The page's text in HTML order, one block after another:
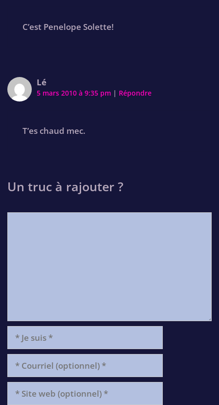
C’est Penelope Solette!
Lé
5 mars 2010 à 9:35 pm | Répondre
T’es chaud mec.
Un truc à rajouter ?
suis
Courriel
(optionnel)
Site